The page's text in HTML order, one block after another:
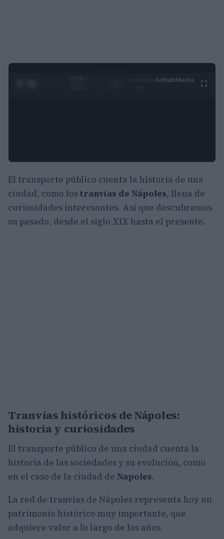
0:29 /
Adhub Media
El transporte público cuenta la historia de una
ciudad, como lostranvías de Nápoles, llena de
curiosidades interesantes. Así que descubramos
su pasado, desde el siglo XIX hasta el presente.
Tranvías históricos de Nápoles:
historia y curiosidades
El transporte público de una ciudad cuenta la
historia de las sociedades y su evolución, como
en el caso de la ciudad de Napoles.
La red de tranvías de Nápoles representa hoy un
patrimonio histórico muy importante, que
adquiere valor a lo largo de los años.